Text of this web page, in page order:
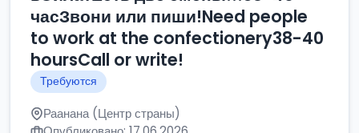
часЗвони или пиши!Need people
to work at the confectionery38-40
hoursCall or write!
Требуются
Раанана (Центр страны)